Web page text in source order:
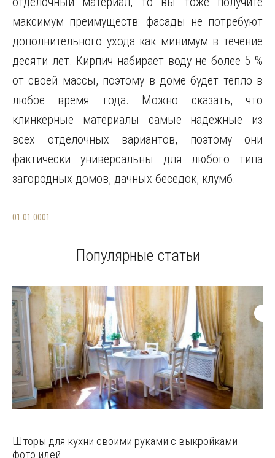
01.01.0001
Популярные статьи
Шторы для кухни своими руками с выкройками —
фото идей